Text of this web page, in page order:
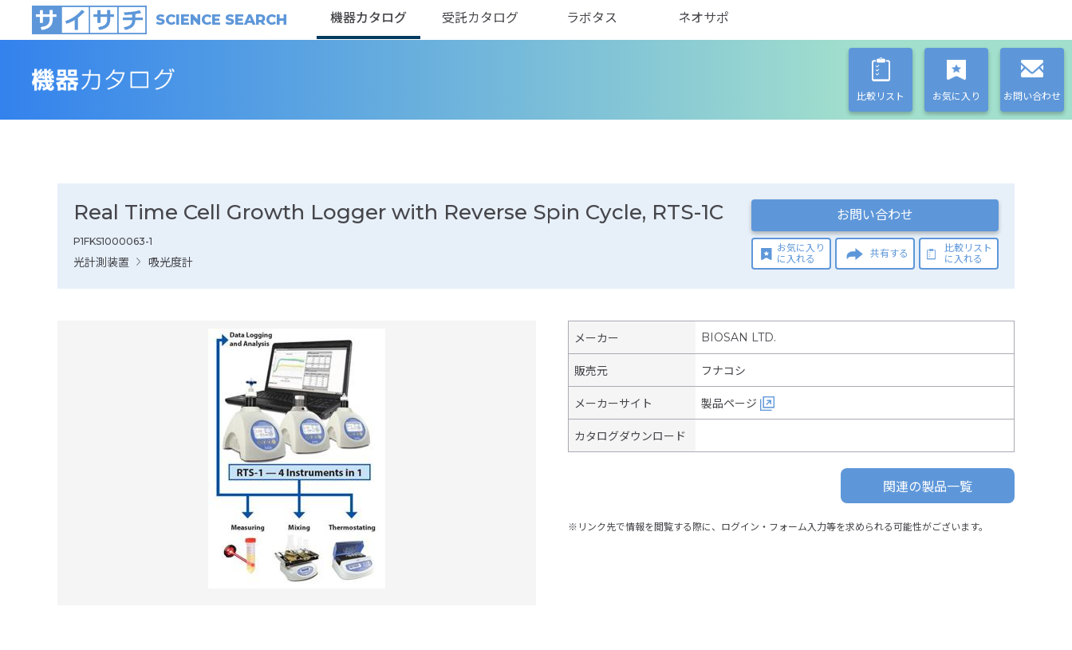
SCIENCE SEARCH 機器カタログ 受託カタログ ラボタス ネオサポ
比較リスト お気に入り お問い合わせ
Real Time Cell Growth Logger with Reverse Spin Cycle, RTS-1C
P1FKS1000063-1
光計測装置 吸光度計
お問い合わせ
お気に入り
に入れる
共有する
比較リスト
に入れる
メーカー BIOSAN LTD.
販売元 フナコシ
メーカーサイト 製品ページ
カタログダウンロード
関連の製品一覧
※リンク先で情報を閲覧する際に、ログイン・フォーム入力等を求められる可能性がございます。